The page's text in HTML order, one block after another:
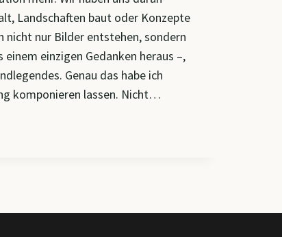
Landschaften baut oder Konzepte
nicht nur Bilder entstehen, sondern
einzigen Gedanken heraus –,
Genau das habe ich
komponieren lassen. Nicht…